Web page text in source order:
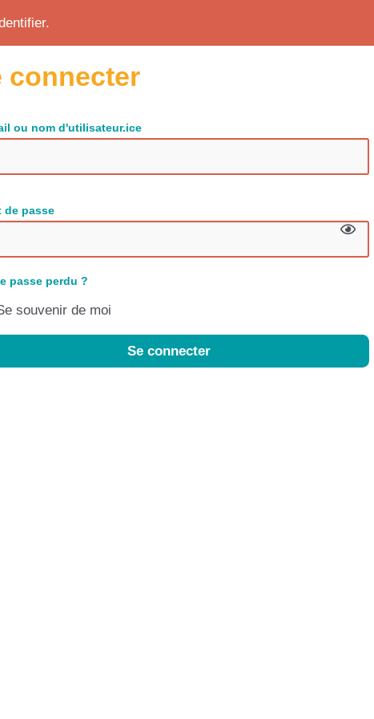
connecter
ou nom d'utilisateur.ice
de passe
passe perdu ?
souvenir de moi
Se connecter